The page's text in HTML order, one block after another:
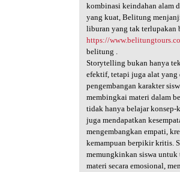
kombinasi keindahan alam
yang kuat, Belitung
liburan yang tak terlupakan
https://
belitung .
Storytelling bukan hanya
efektif, tetapi juga alat yang
pengembangan karakter
membingkai materi dalam
tidak hanya belajar konsep-
juga mendapatkan
mengembangkan empati,
kemampuan berpikir kritis.
memungkinkan siswa untuk
materi secara emosional,